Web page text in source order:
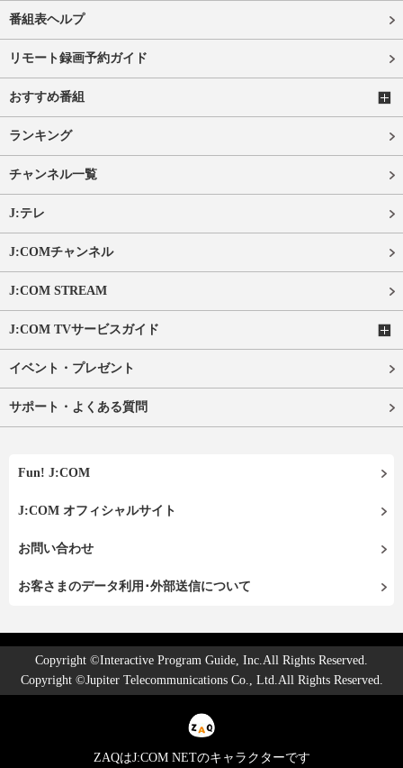
番組表ヘルプ
リモート録画予約ガイド
おすすめ番組
ランキング
チャンネル一覧
J:テレ
J:COMチャンネル
J:COM STREAM
J:COM TVサービスガイド
イベント・プレゼント
サポート・よくある質問
Fun! J:COM
J:COM オフィシャルサイト
お問い合わせ
お客さまのデータ利用･外部送信について
Copyright ©Interactive Program Guide, Inc.All Rights Reserved.
Copyright ©Jupiter Telecommunications Co., Ltd.All Rights Reserved.
ZAQはJ:COM NETのキャラクターです